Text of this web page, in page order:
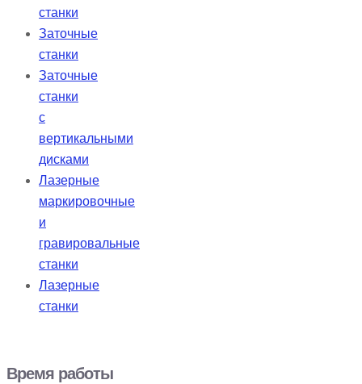
станки
Заточные
станки
Заточные
станки
с
вертикальными
дисками
Лазерные
маркировочные
и
гравировальные
станки
Лазерные
станки
Время работы